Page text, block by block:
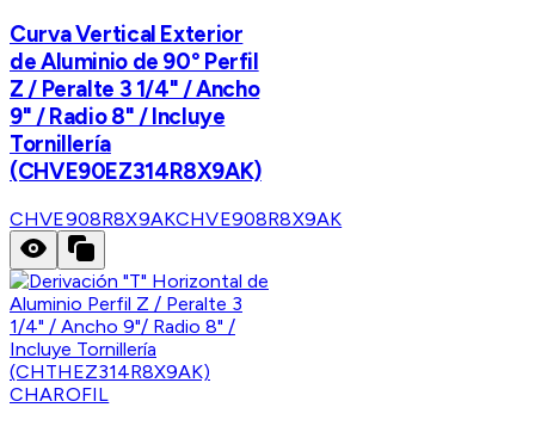
Curva Vertical Exterior
de Aluminio de 90° Perfil
Z / Peralte 3 1/4" / Ancho
9" / Radio 8" / Incluye
Tornillería
(CHVE90EZ314R8X9AK)
CHVE908R8X9AKCHVE908R8X9AK
CHAROFIL